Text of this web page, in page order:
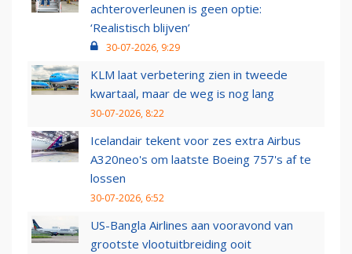
achteroverleunen is geen optie:
‘Realistisch blijven’
30-07-2026, 9:29
KLM laat verbetering zien in tweede
kwartaal, maar de weg is nog lang
30-07-2026, 8:22
Icelandair tekent voor zes extra Airbus
A320neo's om laatste Boeing 757's af te
lossen
30-07-2026, 6:52
US-Bangla Airlines aan vooravond van
grootste vlootuitbreiding ooit